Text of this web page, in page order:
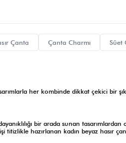
Çanta Çanta Charmı Süet
her kombinde dikkat çekici bir
bir arada sunan tasarımlardan
hazırlanan kadın beyaz hasır